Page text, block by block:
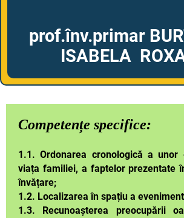
prof.înv.primar
ISABELA
Competențe specifice:
1.1. Ordonarea cronologică a unor
viața familiei, a faptelor prezentate
învățare;
1.2. Localizarea în spațiu a
1.3. Recunoașterea preocupării